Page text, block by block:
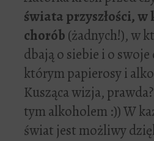
świata przyszłości,
chorób(żadnych!), w
dbają o siebie i o
którym papierosy i
Kusząca wizja,
tym alkoholem :)) W
świat jest możliwy